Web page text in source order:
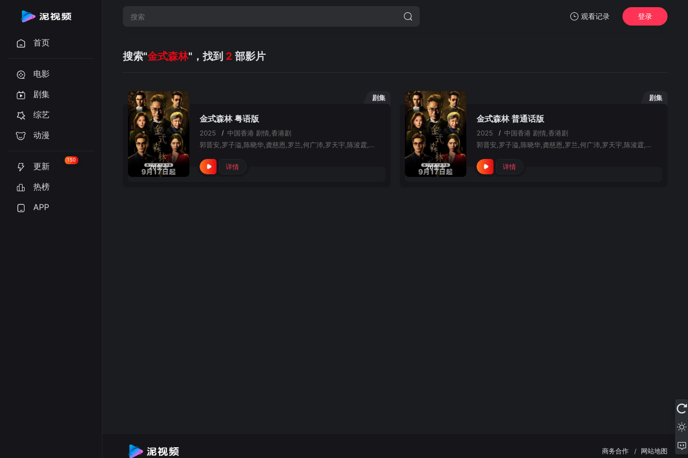
观看记录
暂无观看影片的记录
登录
首页
电影
剧集
综艺
动漫
更新
150
热榜
APP
搜索"金式森林"，找到 2 部影片
剧集
26集全
金式森林 粤语版
2025 / 中国香港 剧情,香港剧
郭晋安,罗子溢,陈晓华,龚慈恩,罗兰,何广沛,罗天宇,陈浚霆,何依婷,郭柏妍,江嘉敏,陈星妤,庄子璇,李成昌,徐荣,韩马利,炜烈,关伟伦,吴香伦,唐嘉麟,程可为,陈庭欣,蔡菀庭,张诗欣,邵展鹏,林敬刚,吴绮珊,梁荺苓,林夕童,刘嘉琪,洪曼芹,曾文心,卢映彤,张本立,邵卓尧,曾健明
详情
剧集
26集全
金式森林 普通话版
2025 / 中国香港 剧情,香港剧
郭晋安,罗子溢,陈晓华,龚慈恩,罗兰,何广沛,罗天宇,陈浚霆,何依婷,郭柏妍,江嘉敏,陈星妤,庄子璇,李成昌,徐荣,韩马利,炜烈,关伟伦,吴香伦,唐嘉麟,程可为,陈庭欣,蔡菀庭,张诗欣,邵展鹏,林敬刚,吴绮珊,梁荺苓,林夕童,刘嘉琪,洪曼芹,曾文心,卢映彤,张本立,邵卓尧,曾健明
详情
商务合作 网站地图